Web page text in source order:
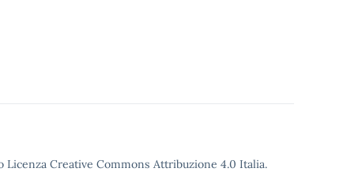
Creative Commons Attribuzione 4.0 Italia.